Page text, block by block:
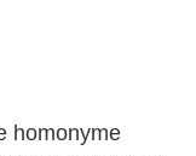
homonyme